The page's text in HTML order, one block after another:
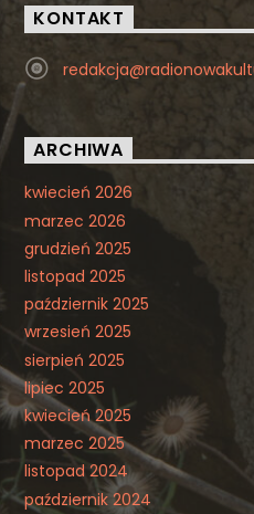
KONTAKT
ARCHIWA
kwiecień 2026
marzec 2026
grudzień 2025
listopad 2025
październik 2025
wrzesień 2025
sierpień 2025
lipiec 2025
kwiecień 2025
marzec 2025
listopad 2024
październik 2024